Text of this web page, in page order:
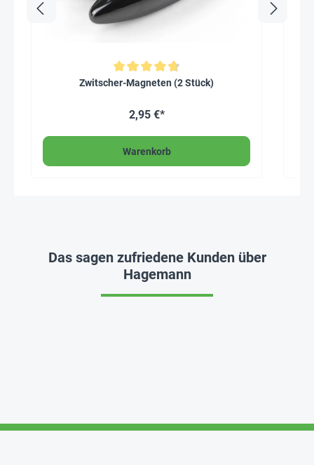
Durchschnittliche Bewertung von 4.8 von 5 Sternen
Zwitscher-Magneten (2 Stück)
2,95 €*
Warenkorb
Das sagen zufriedene Kunden über
Hagemann